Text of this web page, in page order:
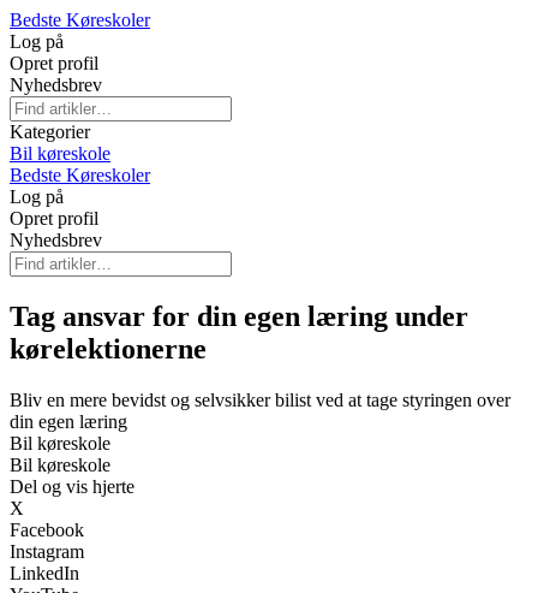
Bedste Køreskoler
Log på
Opret profil
Nyhedsbrev
Kategorier
Bil køreskole
Bedste Køreskoler
Log på
Opret profil
Nyhedsbrev
Tag ansvar for din egen læring under
kørelektionerne
Bliv en mere bevidst og selvsikker bilist ved at tage styringen over
din egen læring
Bil køreskole
Bil køreskole
Del og vis hjerte
X
Facebook
Instagram
LinkedIn